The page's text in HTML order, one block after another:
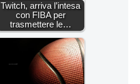
Twitch, arriva l’intesa
con FIBA per
trasmettere le…